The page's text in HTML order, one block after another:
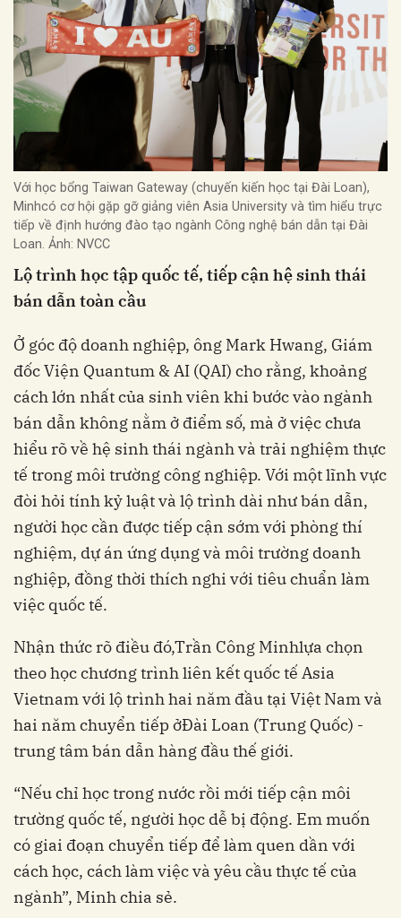
Với học bổng Taiwan Gateway (chuyến kiến học tại Đài Loan),
Minhcó cơ hội gặp gỡ giảng viên Asia University và tìm hiểu trực
tiếp về định hướng đào tạo ngành Công nghệ bán dẫn tại Đài
Loan. Ảnh: NVCC
Lộ trình học tập quốc tế, tiếp cận hệ sinh thái
bán dẫn toàn cầu
Ở góc độ doanh nghiệp, ông Mark Hwang, Giám
đốc Viện Quantum & AI (QAI) cho rằng, khoảng
cách lớn nhất của sinh viên khi bước vào ngành
bán dẫn không nằm ở điểm số, mà ở việc chưa
hiểu rõ về hệ sinh thái ngành và trải nghiệm thực
tế trong môi trường công nghiệp. Với một lĩnh vực
đòi hỏi tính kỷ luật và lộ trình dài như bán dẫn,
người học cần được tiếp cận sớm với phòng thí
nghiệm, dự án ứng dụng và môi trường doanh
nghiệp, đồng thời thích nghi với tiêu chuẩn làm
việc quốc tế.
Nhận thức rõ điều đó,Trần Công Minhlựa chọn
theo học chương trình liên kết quốc tế Asia
Vietnam với lộ trình hai năm đầu tại Việt Nam và
hai năm chuyển tiếp ởĐài Loan (Trung Quốc) -
trung tâm bán dẫn hàng đầu thế giới.
“Nếu chỉ học trong nước rồi mới tiếp cận môi
trường quốc tế, người học dễ bị động. Em muốn
có giai đoạn chuyển tiếp để làm quen dần với
cách học, cách làm việc và yêu cầu thực tế của
ngành”, Minh chia sẻ.